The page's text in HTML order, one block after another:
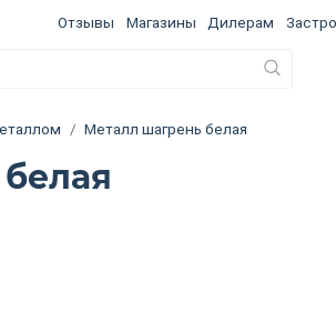
Отзывы Магазины Дилерам
Металл шагрень белая